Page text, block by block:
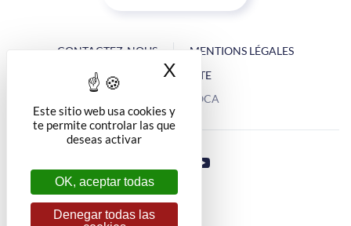
CONTACTEZ-NOUS
MENTIONS LÉGALES
PLAN DU SITE
Copyright © OCA
Este sitio web usa cookies y
te permite controlar las que
deseas activar
OK, aceptar todas
Denegar todas las
X Ocultar la banner